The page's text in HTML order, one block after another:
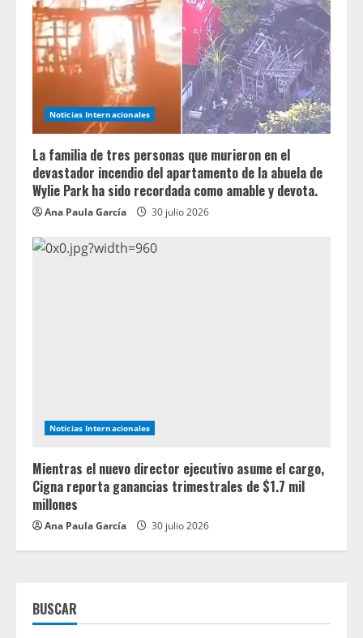
Noticias Internacionales
La familia de tres personas que murieron en el
devastador incendio del apartamento de la abuela de
Wylie Park ha sido recordada como amable y devota.
Ana Paula García 30 julio 2026
Noticias Internacionales
Mientras el nuevo director ejecutivo asume el cargo,
Cigna reporta ganancias trimestrales de $1.7 mil
millones
Ana Paula García 30 julio 2026
BUSCAR